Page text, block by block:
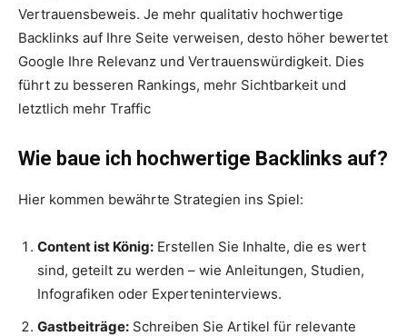
Vertrauensbeweis. Je mehr qualitativ hochwertige
Backlinks auf Ihre Seite verweisen, desto höher bewertet
Google Ihre Relevanz und Vertrauenswürdigkeit. Dies
führt zu besseren Rankings, mehr Sichtbarkeit und
letztlich mehr Traffic
Wie baue ich hochwertige Backlinks auf?
Hier kommen bewährte Strategien ins Spiel:
Content ist König: Erstellen Sie Inhalte, die es wert
sind, geteilt zu werden – wie Anleitungen, Studien,
Infografiken oder Experteninterviews.
Gastbeiträge: Schreiben Sie Artikel für relevante